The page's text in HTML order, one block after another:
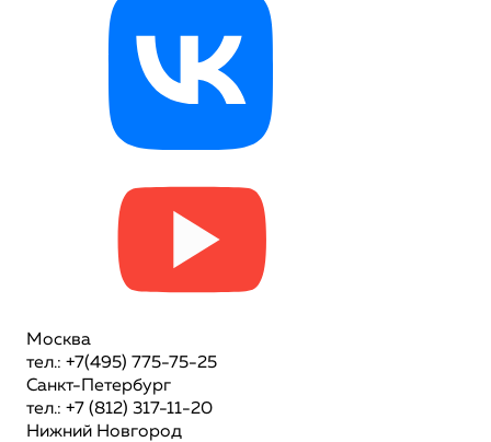
Москва
тел.: +7(495) 775-75-25
Санкт-Петербург
тел.: +7 (812) 317-11-20
Нижний Новгород